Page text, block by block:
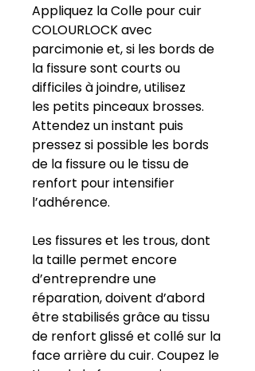
Appliquez la Colle pour cuir
COLOURLOCK avec
parcimonie et, si les bords de
la fissure sont courts ou
difficiles à joindre, utilisez
les petits pinceaux brosses.
Attendez un instant puis
pressez si possible les bords
de la fissure ou le tissu de
renfort pour intensifier
l’adhérence.
Les fissures et les trous, dont
la taille permet encore
d’entreprendre une
réparation, doivent d’abord
être stabilisés grâce au tissu
de renfort glissé et collé sur la
face arrière du cuir. Coupez le